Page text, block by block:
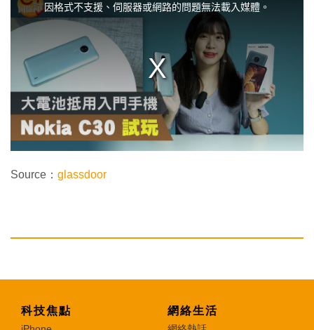
i
a
d
.
因格式不支援、伺服器或網路的問題無法載入媒體。
Source： glassdoor
科技焦點 網絡生活